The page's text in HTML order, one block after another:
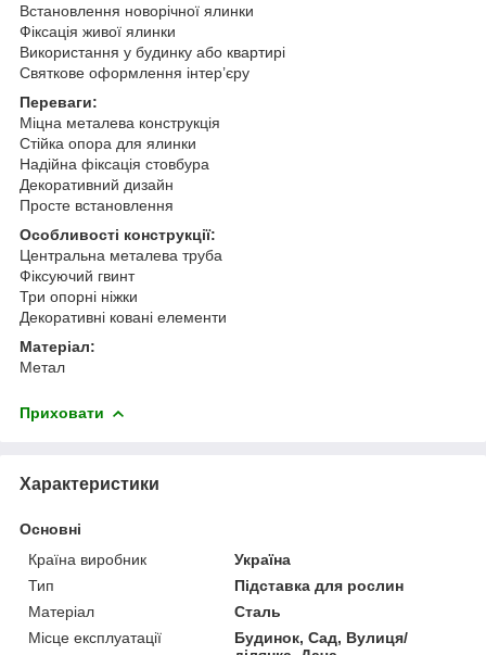
Встановлення новорічної ялинки
Фіксація живої ялинки
Використання у будинку або квартирі
Святкове оформлення інтер’єру
Переваги:
Міцна металева конструкція
Стійка опора для ялинки
Надійна фіксація стовбура
Декоративний дизайн
Просте встановлення
Особливості конструкції:
Центральна металева труба
Фіксуючий гвинт
Три опорні ніжки
Декоративні ковані елементи
Матеріал:
Метал
Приховати
Характеристики
Основні
Країна виробник
Україна
Тип
Підставка для рослин
Матеріал
Сталь
Місце експлуатації
Будинок, Сад, Вулиця/